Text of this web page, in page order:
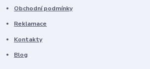
Obchodní podmínky
Reklamace
Kontakty
Blog